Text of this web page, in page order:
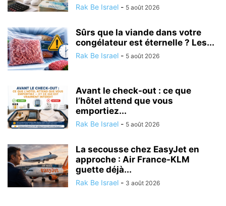
Rak Be Israel - 5 août 2026
Sûrs que la viande dans votre
congélateur est éternelle ? Les...
Rak Be Israel - 5 août 2026
Avant le check-out : ce que
l’hôtel attend que vous
emportiez...
Rak Be Israel - 5 août 2026
La secousse chez EasyJet en
approche : Air France-KLM
guette déjà...
Rak Be Israel - 3 août 2026